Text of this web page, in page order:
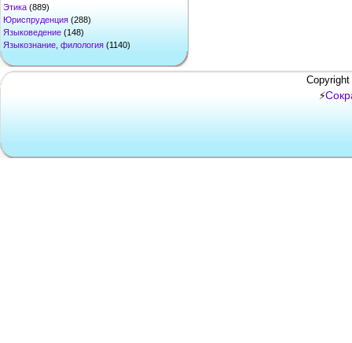
Этика (889)
Юриспруденция (288)
Языковедение (148)
Языкознание, филология (1140)
⚡